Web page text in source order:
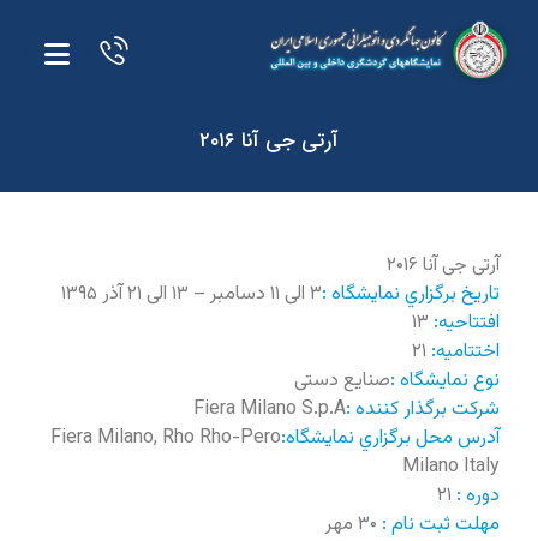
آرتی جی آنا ۲۰۱۶
آرتی جی آنا ۲۰۱۶
تاريخ برگزاري نمايشگاه :۳ الی ۱۱ دسامبر – ۱۳ الی ۲۱ آذر ۱۳۹۵
افتتاحيه:
اختتاميه:
نوع نمايشگاه :صنایع دستی
شرکت برگذار کننده :Fiera Milano S.p.A
آدرس محل برگزاري نمايشگاه:Fiera Milano, Rho Rho-Pero
Milano Italy
دوره :
مهلت ثبت نام :